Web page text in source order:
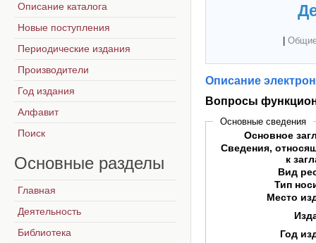
Описание
Вопросы
Основные сведения
Основное
Сведения,
к
Вид
Тип
Место
Год
Описание каталога
Новые поступления
Периодические издания
Производители
Год издания
Алфавит
Поиск
Основные разделы
Главная
Деятельность
Библиотека